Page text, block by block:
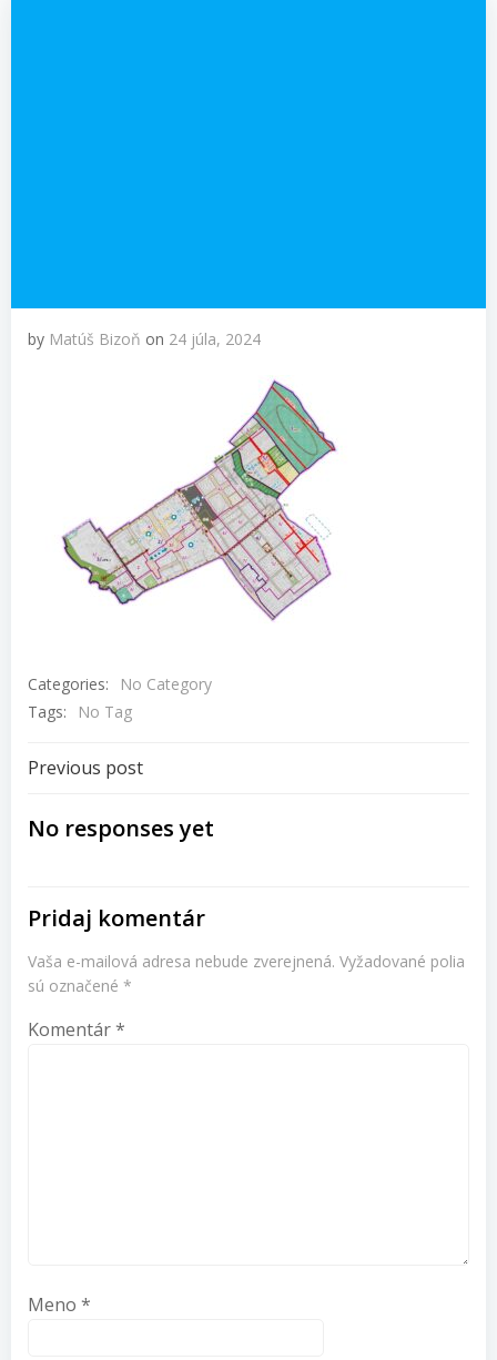
by Matúš Bizoň on 24 júla, 2024
Categories:
No Category
Tags:
No Tag
Navigácia
v
Previous post
No responses yet
Pridaj komentár
Vaša e-mailová adresa nebude zverejnená. Vyžadované polia
sú označené *
Komentár*
Meno *